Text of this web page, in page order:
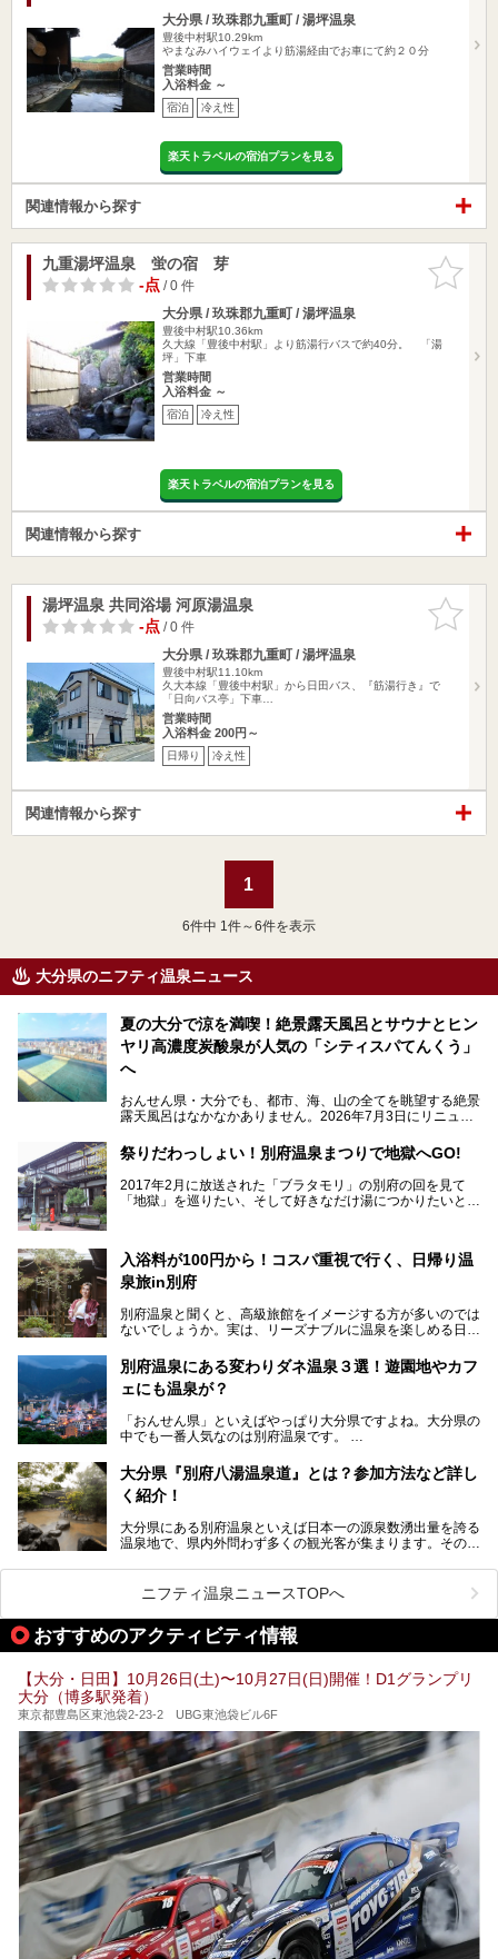
大分県 / 玖珠郡九重町 / 湯坪温泉
豊後中村駅10.29km
やまなみハイウェイより筋湯経由でお車にて約２０分
営業時間
入浴料金 ～
宿泊 冷え性
楽天トラベルの宿泊プランを見る
関連情報から探す
お気に入
りに追加
九重湯坪温泉 蛍の宿 芽
-点/ 0 件
大分県 / 玖珠郡九重町 / 湯坪温泉
豊後中村駅10.36km
久大線「豊後中村駅」より筋湯行バスで約40分。 「湯
坪」下車
営業時間
入浴料金 ～
宿泊 冷え性
楽天トラベルの宿泊プランを見る
関連情報から探す
お気に入
りに追加
湯坪温泉 共同浴場 河原湯温泉
-点/ 0 件
大分県 / 玖珠郡九重町 / 湯坪温泉
豊後中村駅11.10km
久大本線「豊後中村駅」から日田バス、『筋湯行き』で
「日向バス亭」下車…
営業時間
入浴料金 200円～
日帰り 冷え性
関連情報から探す
1
6件中 1件～6件を表示
大分県のニフティ温泉ニュース
夏の大分で涼を満喫！絶景露天風呂とサウナとヒン
ヤリ高濃度炭酸泉が人気の「シティスパてんくう」
へ
おんせん県・大分でも、都市、海、山の全てを眺望する絶景
露天風呂はなかなかありません。2026年7月3日にリニュー
てんくう(CITY SPA てんくう)」は、なんとJR大分駅直結と
いう利便性の高さ！
地上80mという圧倒的な開放感が魅力。温泉、ロウリュサウ
ナ、そしてひんやりとした約27度の高濃度炭酸泉で交互浴
併設の「JR九州ホテル ブラッサム大分」に泊まって、この
「シティスパてんくう」をたっぷり満喫してきたのでレポー
ルダウンできるスイーツ情報と併せてお楽しみください！
提供元：大分県【PR】
この記事は大分県のPR記事です。
祭りだわっしょい！別府温泉まつりで地獄へGO!
2017年2月に放送された「ブラタモリ」の別府の回を見て
「地獄」を巡りたい、そして好きなだけ湯につかりたいと切
まつり」が開催されます。その期間は嬉しいことに100以上
の共同浴場がなんと無料開放されるんです！普段から入浴料
が100円と安いのに、いいんですかタダにしちゃって!?
しかも4/2には「東京ディズニーリゾートスペシャルパレー
ド」も行われます。つまり別府に行けば「地獄」も「ミッキ
ーマウス」も拝める稀有なイベントですよ、これは行くしか
ない！
源泉数、湧出量ともに日本一の温泉県とも言われる大分県。
な市営温泉をまとめました。
Let’s go to Hell !
入浴料が100円から！コスパ重視で行く、日帰り温
泉旅in別府
別府温泉と聞くと、高級旅館をイメージする方が多いのでは
ないでしょうか。実は、リーズナブルに温泉を楽しめる日帰
で楽しめる「大分県の別府温泉」に注目してみました。
ニフティ温泉がオススメする温泉施設を紹介しちゃいます！
別府温泉にある変わりダネ温泉３選！遊園地やカフ
ェにも温泉が？
「おんせん県」といえばやっぱり大分県ですよね。大分県の
中でも一番人気なのは別府温泉です。
中いても飽きません。
普通に温泉に浸かる以外にも、別府地獄巡りや砂湯などは有
名ですよね。
別府温泉は共同湯も多く、家庭やマンションにも温泉を引い
ている所もあります。
あるんです。
これを読んで別府温泉巡りの参考になればと思います。
大分県『別府八湯温泉道』とは？参加方法など詳し
く紹介！
大分県にある別府温泉といえば日本一の源泉数湧出量を誇る
温泉地で、県内外問わず多くの観光客が集まります。その別
八湯温泉道とは別府八湯を巡る体験型イベントで、施設を回
って88ヶ所のスタンプを集めて温泉名人の認定を目指すと
いうものです。
別府には朝早くから夜遅くまでやっている地元に根付いた銭
湯や、日帰りのみの大きな施設など様々な形態の温泉があり
人を目指してみてはいかがでしょうか？
ニフティ温泉ニュースTOPへ
おすすめのアクティビティ情報
【大分・日田】10月26日(土)〜10月27日(日)開催！D1グランプリ
大分（博多駅発着）
東京都豊島区東池袋2-23-2 UBG東池袋ビル6F